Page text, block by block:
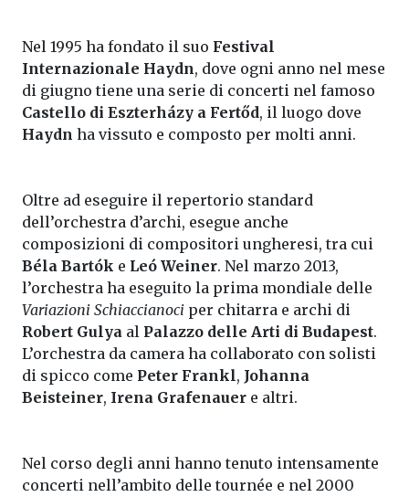
Nel 1995 ha fondato il suo Festival
Internazionale Haydn, dove ogni anno nel mese
di giugno tiene una serie di concerti nel famoso
Castello di Eszterházy a Fertőd, il luogo dove
Haydn ha vissuto e composto per molti anni.
Oltre ad eseguire il repertorio standard
dell’orchestra d’archi, esegue anche
composizioni di compositori ungheresi, tra cui
Béla Bartók e Leó Weiner. Nel marzo 2013,
l’orchestra ha eseguito la prima mondiale delle
Variazioni Schiaccianoci per chitarra e archi di
Robert Gulya al Palazzo delle Arti di Budapest.
L’orchestra da camera ha collaborato con solisti
di spicco come Peter Frankl, Johanna
Beisteiner, Irena Grafenauer e altri.
Nel corso degli anni hanno tenuto intensamente
concerti nell’ambito delle tournée e nel 2000